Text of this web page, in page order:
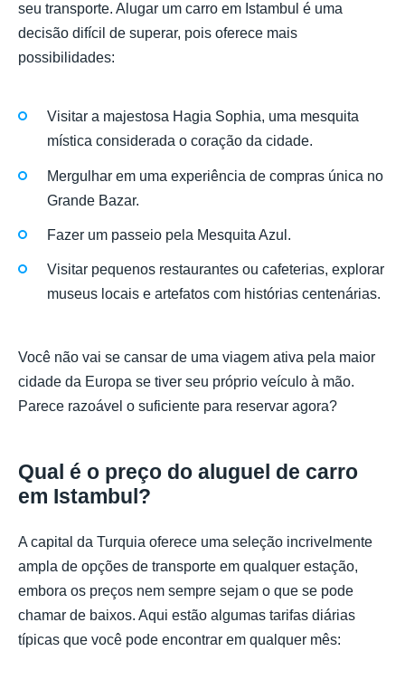
seu transporte. Alugar um carro em Istambul é uma
decisão difícil de superar, pois oferece mais
possibilidades:
Visitar a majestosa Hagia Sophia, uma mesquita
mística considerada o coração da cidade.
Mergulhar em uma experiência de compras única no
Grande Bazar.
Fazer um passeio pela Mesquita Azul.
Visitar pequenos restaurantes ou cafeterias, explorar
museus locais e artefatos com histórias centenárias.
Você não vai se cansar de uma viagem ativa pela maior
cidade da Europa se tiver seu próprio veículo à mão.
Parece razoável o suficiente para reservar agora?
Qual é o preço do aluguel de carro
em Istambul?
A capital da Turquia oferece uma seleção incrivelmente
ampla de opções de transporte em qualquer estação,
embora os preços nem sempre sejam o que se pode
chamar de baixos. Aqui estão algumas tarifas diárias
típicas que você pode encontrar em qualquer mês: